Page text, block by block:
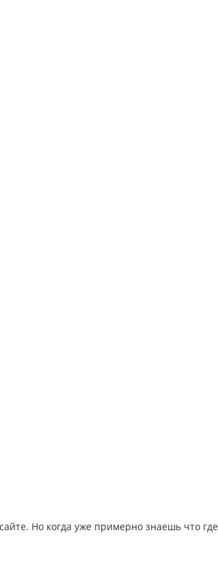
Но когда уже примерно знаешь что где